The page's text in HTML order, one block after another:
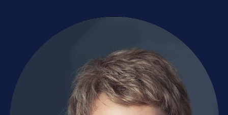
Ing. Miroslav Focht, MBA, DBA
Kvalita péče ve zdravotnictví
Ing. Milan Bednařík, CSc.
Koučink pro manažery